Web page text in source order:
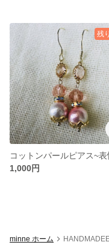
残
1,000円
minne ホーム